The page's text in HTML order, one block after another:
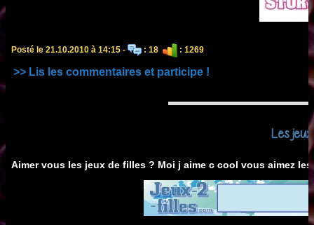
Posté le 21.10.2010 à 14:15 - : 18 : 1269
>> Lis les commentaires et participe !
Les jeux
Aimer vous les jeux de filles ? Moi j aime c cool vous aimez